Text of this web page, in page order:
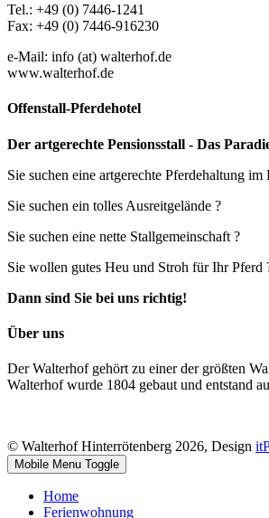
Tel.: +49 (0) 7446-1241
Fax: +49 (0) 7446-916230
e-Mail: info (at) walterhof.de
www.walterhof.de
Offenstall-Pferdehotel
Der artgerechte Pensionsstall - Das
Sie suchen eine artgerechte Pferdehaltung im
Sie suchen ein tolles Ausreitgelände ?
Sie suchen eine nette Stallgemeinschaft ?
Sie wollen gutes Heu und Stroh für Ihr Pferd
Dann sind Sie bei uns richtig!
Über uns
Der Walterhof gehört zu einer der größten
Walterhof wurde 1804 gebaut und entstand
© Walterhof Hinterrötenberg 2026, Design
Mobile Menu Toggle
Home
Ferienwohnung